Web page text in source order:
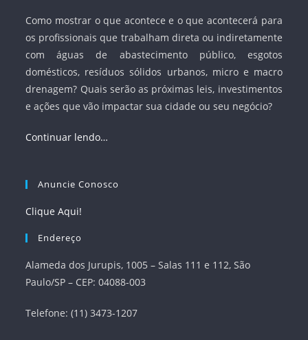
Como mostrar o que acontece e o que acontecerá para
os profissionais que trabalham direta ou indiretamente
com águas de abastecimento público, esgotos
domésticos, resíduos sólidos urbanos, micro e macro
drenagem? Quais serão as próximas leis, investimentos
e ações que vão impactar sua cidade ou seu negócio?
Continuar lendo…
Anuncie Conosco
Clique Aqui!
Endereço
Alameda dos Jurupis, 1005 – Salas 111 e 112, São
Paulo/SP – CEP: 04088-003
Telefone: (11) 3473-1207